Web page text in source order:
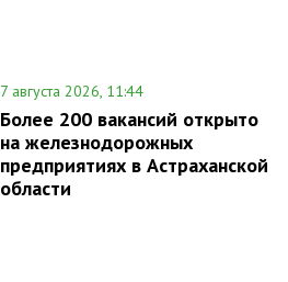
7 августа 2026, 11:44
Более 200 вакансий открыто
на железнодорожных
предприятиях в Астраханской
области